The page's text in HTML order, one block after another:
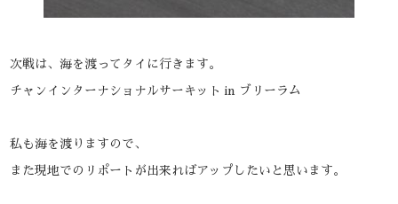
次戦は、海を渡ってタイに行きます。
チャンインターナショナルサーキット in ブリーラム
私も海を渡りますので、
また現地でのリポートが出来ればアップしたいと思います。